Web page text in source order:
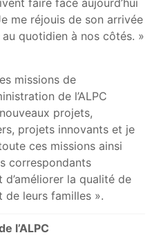
faire face aujourd’hui
me réjouis de son arrivée
quotidien à nos côtés. »
missions de
de l’ALPC
projets,
projets innovants et je
ces missions ainsi
correspondants
la qualité de
de leurs familles ».
l’ALPC